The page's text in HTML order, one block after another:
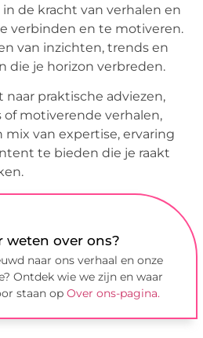
de kracht van verhalen en
verbinden en te motiveren.
van inzichten, trends en
die je horizon verbreden.
naar praktische adviezen,
of motiverende verhalen,
van expertise, ervaring
te bieden die je raakt
weten over ons?
naar ons verhaal en onze
Ontdek wie we zijn en waar
staan opOver ons-pagina.